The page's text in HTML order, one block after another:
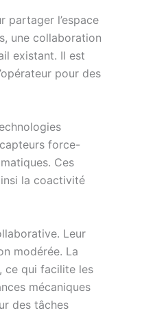
partager l’espace
une collaboration
existant. Il est
pour des
force-
Ces
la coactivité
Leur
modérée. La
ce qui facilite les
mécaniques
des tâches